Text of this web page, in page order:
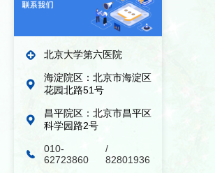
北京大学第六医院
海淀院区：北京市海淀区
花园北路51号
昌平院区：北京市昌平区
科学园路2号
010-
62723860
/
82801936